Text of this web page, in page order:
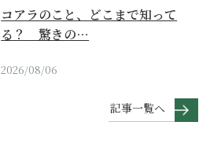
コアラのこと、どこまで知って
る？ 驚きの…
2026/08/06
記事一覧へ